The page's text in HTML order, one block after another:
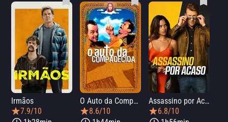
Irmãos
7.9/10
O Auto da Compadecida
8.6/10
Assassino por Acaso
6.8/10